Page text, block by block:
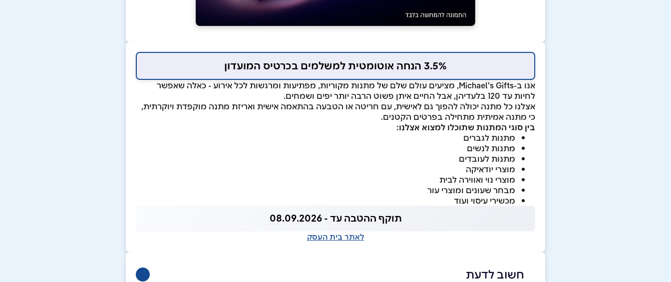
3.5% הנחה אוטומטית למשלמים בכרטיס המועדון
אנו ב-Michael's Gifts, מציעים עולם שלם של מתנות מקוריות, מפתיעות ומרגשות לכל אירוע - כאלה שאפשר
לחיות עד 120 בלעדיהן, אבל החיים איתן פשוט הרבה יותר יפים ושמחים.
אצלנו כל מתנה יכולה להפוך גם לאישית, עם חריטה או הטבעה בהתאמה אישית ואריזת מתנה מוקפדת ויוקרתית,
כי מתנה אמיתית מתחילה בפרטים הקטנים.
בין סוגי המתנות שתוכלו למצוא אצלנו:
מתנות לגברים
מתנות לנשים
מתנות לעובדים
מוצרי יודאיקה
מוצרי נוי ואווירה לבית
מבחר שעונים ומוצרי עור
מכשירי עיסוי ועוד
תוקף ההטבה עד - 08.09.2026
לאתר בית העסק
חשוב לדעת